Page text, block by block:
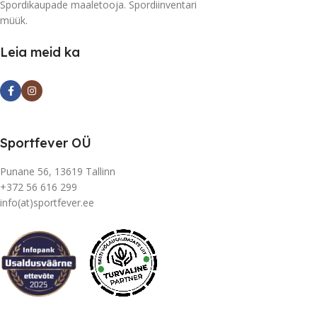
Spordikaupade maaletooja. Spordiinventari
müük.
Leia meid ka
Sportfever OÜ
Punane 56, 13619 Tallinn
+372 56 616 299
info(at)sportfever.ee